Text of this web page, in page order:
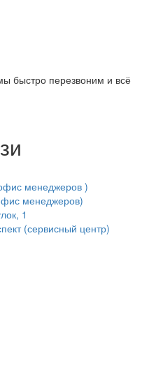
быстро перезвоним и всё
менеджеров )
менеджеров)
1
(сервисный центр)